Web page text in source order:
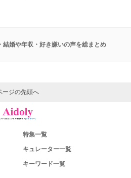
婚や年収・好き嫌いの声を総まとめ
ージの先頭へ
特集一覧
キュレーター一覧
キーワード一覧